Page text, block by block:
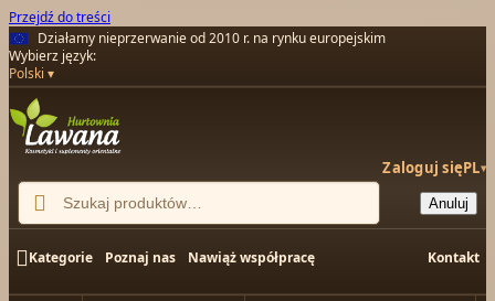
Przejdź do treści
Działamy nieprzerwanie od 2010 r. na rynku europejskim
Wybierz język:
Polski
Zaloguj sięPL▾
 Anuluj
Kategorie Poznaj nas Nawiąż współpracę Kontakt